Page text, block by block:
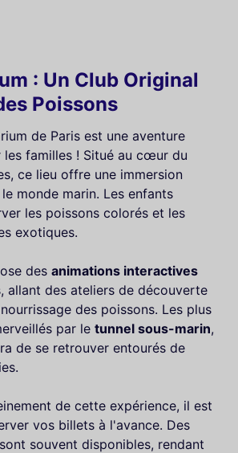
: Un Club Original
Poissons
de Paris est une aventure
les familles ! Situé au cœur du
ce lieu offre une immersion
monde marin. Les enfants
les poissons colorés et les
exotiques.
des animations interactives
allant des ateliers de découverte
des poissons. Les plus
par le tunnel sous-marin,
de se retrouver entourés de
de cette expérience, il est
vos billets à l'avance. Des
sont souvent disponibles, rendant